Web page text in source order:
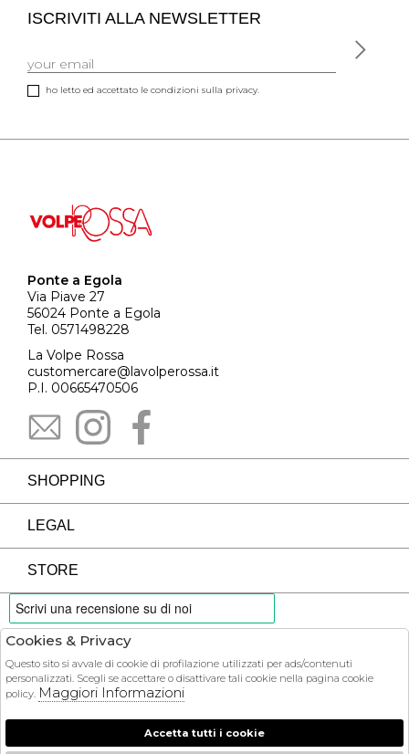
ISCRIVITI ALLA NEWSLETTER
ho letto ed accettato le condizioni sulla privacy.
Ponte a Egola
Via Piave 27
56024 Ponte a Egola
Tel. 0571498228
La Volpe Rossa
customercare@lavolperossa.it
P.I. 00665470506
SHOPPING
LEGAL
STORE
PAYMENTS
COURIER
Cookies & Privacy
Questo sito si avvale di cookie di profilazione utilizzati per ads/contenuti
personalizzati. Scegli se accettare o disattivare tali cookie nella pagina cookie
policy. Maggiori Informazioni
Accetta tutti i cookie